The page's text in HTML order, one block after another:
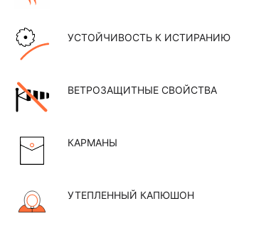
УСТОЙЧИВОСТЬ К ИСТИРАНИЮ
ВЕТРОЗАЩИТНЫЕ СВОЙСТВА
КАРМАНЫ
УТЕПЛЕННЫЙ КАПЮШОН